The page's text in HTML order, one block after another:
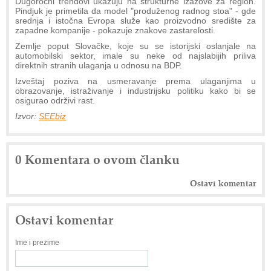
Pindjuk je primetila da model "produženog radnog stoa" - gde
srednja i istočna Evropa služe kao proizvodno središte za
zapadne kompanije - pokazuje znakove zastarelosti.
Zemlje poput Slovačke, koje su se istorijski oslanjale na
automobilski sektor, imale su neke od najslabijih priliva
direktnih stranih ulaganja u odnosu na BDP.
Izveštaj poziva na usmeravanje prema ulaganjima u
obrazovanje, istraživanje i industrijsku politiku kako bi se
osigurao održivi rast.
Izvor: SEEbiz
0 Komentara o ovom članku
Ostavi komentar
Ostavi komentar
Ime i prezime